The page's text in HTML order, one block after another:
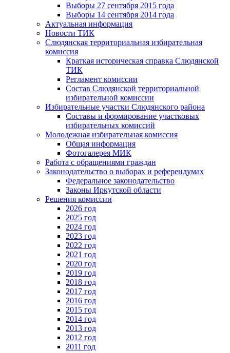
Выборы 27 сентября 2015 года
Выборы 14 сентября 2014 года
Актуальная информация
Новости ТИК
Слюдянская территориальная избирательная
комиссия
Краткая историческая справка Слюдянской
ТИК
Регламент комиссии
Состав Слюдянской территориальной
избирательной комиссии
Избирательные участки Слюдянского района
Составы и формирование участковых
избирательных комиссий
Молодежная избирательная комиссия
Общая информация
Фотогалерея МИК
Работа с обращениями граждан
Законодательство о выборах и референдумах
Федеральное законодательство
Законы Иркутской области
Решения комиссии
2026 год
2025 год
2024 год
2023 год
2022 год
2021 год
2020 год
2019 год
2018 год
2017 год
2016 год
2015 год
2014 год
2013 год
2012 год
2011 год